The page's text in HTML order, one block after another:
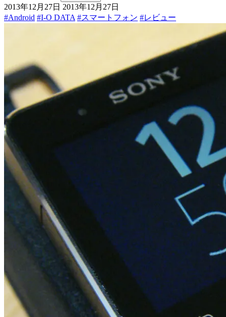
2013年12月27日 2013年12月27日
#Android #I-O DATA #スマートフォン #レビュー